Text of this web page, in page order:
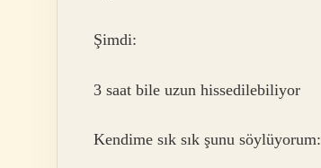
Şimdi:
3 saat bile uzun hissedilebiliyor
Kendime sık sık şunu söylüyorum: